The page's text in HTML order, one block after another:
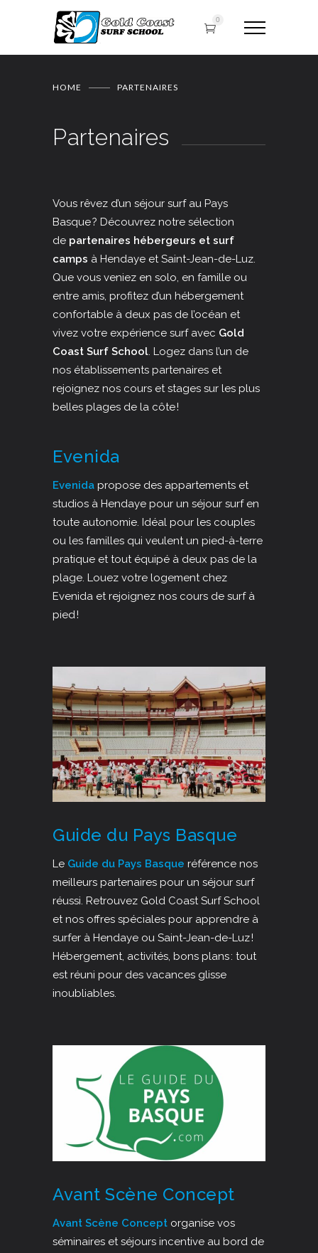
0
HOME PARTENAIRES
Partenaires
Vous rêvez d’un séjour surf au Pays
Basque ? Découvrez notre sélection
de partenaires hébergeurs et surf
camps à Hendaye et Saint-Jean-de-Luz.
Que vous veniez en solo, en famille ou
entre amis, profitez d’un hébergement
confortable à deux pas de l’océan et
vivez votre expérience surf avec Gold
Coast Surf School. Logez dans l’un de
nos établissements partenaires et
rejoignez nos cours et stages sur les plus
belles plages de la côte !
Evenida
Evenida propose des appartements et
studios à Hendaye pour un séjour surf en
toute autonomie. Idéal pour les couples
ou les familles qui veulent un pied-à-terre
pratique et tout équipé à deux pas de la
plage. Louez votre logement chez
Evenida et rejoignez nos cours de surf à
pied !
Guide du Pays Basque
Le Guide du Pays Basque référence nos
meilleurs partenaires pour un séjour surf
réussi. Retrouvez Gold Coast Surf School
et nos offres spéciales pour apprendre à
surfer à Hendaye ou Saint-Jean-de-Luz !
Hébergement, activités, bons plans : tout
est réuni pour des vacances glisse
inoubliables.
Avant Scène Concept
Avant Scène Concept organise vos
séminaires et séjours incentive au bord de